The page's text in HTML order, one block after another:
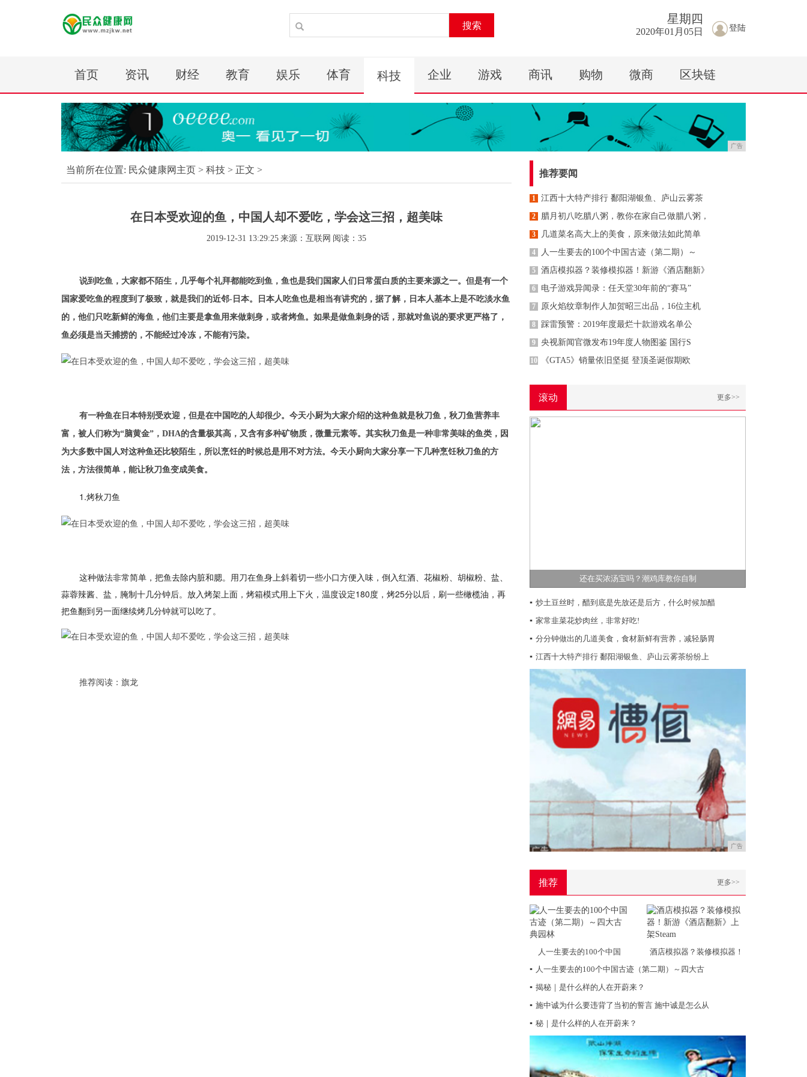
搜索 登陆
星期 四
2020年01月05日
首页 资讯 财经 教育 娱乐 体育 科技 企业 游戏 商讯 购物 微商 区块链
广告
当前所在位置: 民众健康网主页 > 科技 > 正文 >
在日本受欢迎的鱼，中国人却不爱吃，学会这三招，超美味
2019-12-31 13:29:25 来源：互联网 阅读：35
说到吃鱼，大家都不陌生，几乎每个礼拜都能吃到鱼，鱼也是我们国家人们日常蛋白质的主要来源之一。但是有一个
国家爱吃鱼的程度到了极致，就是我们的近邻-日本。日本人吃鱼也是相当有讲究的，据了解，日本人基本上是不吃淡水鱼
的，他们只吃新鲜的海鱼，他们主要是拿鱼用来做刺身，或者烤鱼。如果是做鱼刺身的话，那就对鱼说的要求更严格了，
鱼必须是当天捕捞的，不能经过冷冻，不能有污染。
有一种鱼在日本特别受欢迎，但是在中国吃的人却很少。今天小厨为大家介绍的这种鱼就是秋刀鱼，秋刀鱼营养丰
富，被人们称为“脑黄金”，DHA的含量极其高，又含有多种矿物质，微量元素等。其实秋刀鱼是一种非常美味的鱼类，因
为大多数中国人对这种鱼还比较陌生，所以烹饪的时候总是用不对方法。今天小厨向大家分享一下几种烹饪秋刀鱼的方
法，方法很简单，能让秋刀鱼变成美食。
1.烤秋刀鱼
这种做法非常简单，把鱼去除内脏和腮。用刀在鱼身上斜着切一些小口方便入味，倒入红酒、花椒粉、胡椒粉、盐、
蒜蓉辣酱、盐，腌制十几分钟后。放入烤架上面，烤箱模式用上下火，温度设定180度，烤25分以后，刷一些橄榄油，再
把鱼翻到另一面继续烤几分钟就可以吃了。
推荐阅读： 旗龙
推荐要闻
1 江西十大特产排行 鄱阳湖银鱼、庐山云雾茶
2 腊月初八吃腊八粥，教你在家自己做腊八粥，
3 几道菜名高大上的美食，原来做法如此简单
4 人一生要去的100个中国古迹（第二期）～
5 酒店模拟器？装修模拟器！新游《酒店翻新》
6 电子游戏异闻录：任天堂30年前的“赛马”
7 原火焰纹章制作人加贺昭三出品，16位主机
8 踩雷预警：2019年度最烂十款游戏名单公
9 央视新闻官微发布19年度人物图鉴 国行S
10 《GTA5》销量依旧坚挺 登顶圣诞假期欧
滚动 更多>>
还在买浓汤宝吗？潮鸡库教你自制
▪ 炒土豆丝时，醋到底是先放还是后方，什么时候加醋
▪ 家常韭菜花炒肉丝，非常好吃!
▪ 分分钟做出的几道美食，食材新鲜有营养，减轻肠胃
▪ 江西十大特产排行 鄱阳湖银鱼、庐山云雾茶纷纷上
广告
推荐 更多>>
人一生要去的100个中国
酒店模拟器？装修模拟器！
▪ 人一生要去的100个中国古迹（第二期）～四大古
▪ 揭秘｜是什么样的人在开蔚来？
▪ 施中诚为什么要违背了当初的誓言 施中诚是怎么从
▪ 秘｜是什么样的人在开蔚来？